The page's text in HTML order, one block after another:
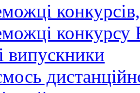
конкурсу
випускники